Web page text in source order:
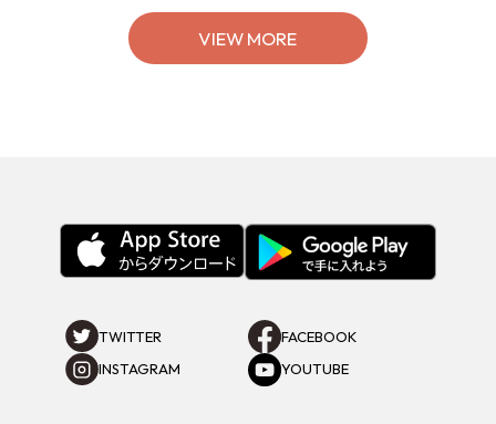
VIEW MORE
TWITTER
FACEBOOK
INSTAGRAM
YOUTUBE